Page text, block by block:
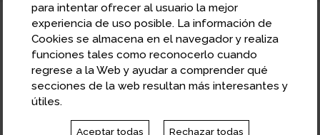
Libros del autor
para intentar ofrecer al usuario la mejor
experiencia de uso posible. La información de
Cookies se almacena en el navegador y realiza
funciones tales como reconocerlo cuando
regrese a la Web y ayudar a comprender qué
secciones de la web resultan más interesantes y
útiles.
Aceptar todas Rechazar todas